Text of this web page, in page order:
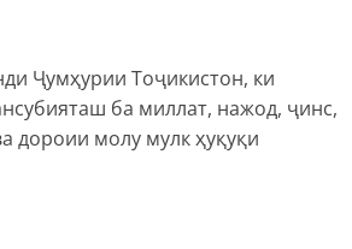
Ҷумҳурии Тоҷикистон, ки
ба миллат, нажод, ҷинс,
дороии молу мулк ҳуқуқи